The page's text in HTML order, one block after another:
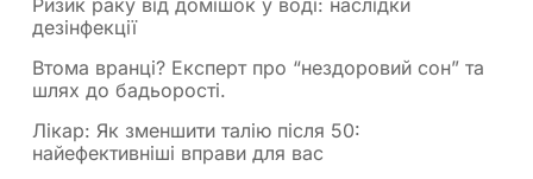
дезінфекції
Втома вранці? Експерт про “нездоровий сон” та
шлях до бадьорості.
Лікар: Як зменшити талію після 50:
найефективніші вправи для вас